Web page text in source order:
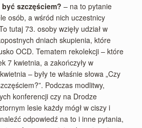
szczęściem? – na to pytanie
osób, a wśród nich uczestnicy
tutaj 73. osoby wzięły udział w
dniach skupienia, które
OCD. Tematem rekolekcji – które
7 kwietnia, a zakończyły w
– były te właśnie słowa „Czy
Podczas modlitwy,
konferencji czy na Drodze
lesie każdy mógł w ciszy i
odpowiedź na to i inne pytania,